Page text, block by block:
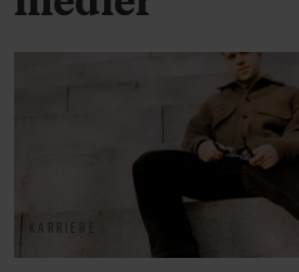
KARRIERE